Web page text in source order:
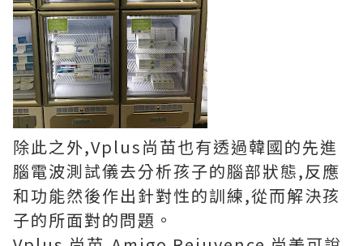
除此之外,Vplus尚苗也有透過韓國的先進
腦電波測試儀去分析孩子的腦部狀態,反應
和功能然後作出針對性的訓練,從而解決孩
子的所面對的問題。